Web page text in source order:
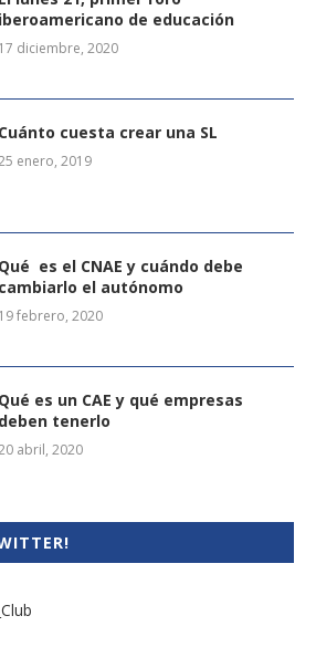
iberoamericano de educación
17 diciembre, 2020
Cuánto cuesta crear una SL
enero, 2019
Qué es el CNAE y cuándo debe
cambiarlo el autónomo
19 febrero, 2020
Qué es un CAE y qué empresas
deben tenerlo
abril, 2020